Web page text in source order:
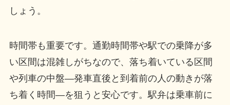
しょう。
時間帯も重要です。通勤時間帯や駅での乗降が多
い区間は混雑しがちなので、落ち着いている区間
や列車の中盤—発車直後と到着前の人の動きが落
ち着く時間—を狙うと安心です。駅弁は乗車前に